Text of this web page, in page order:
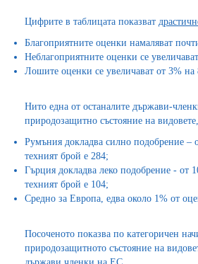
Цифрите в таблицата показват
Благоприятните оценки намаляват
Неблагоприятните оценки се
Лошите оценки се увеличават от 3% на
Нито една от останалите държави-
природозащитно състояние на
Румъния докладва силно подобрение –
техният брой е 284;
Гърция докладва леко подобрение - от
техният брой е 104;
Средно за Европа, едва около 1% от
Посоченото показва по категоричен
природозащитното състояние на